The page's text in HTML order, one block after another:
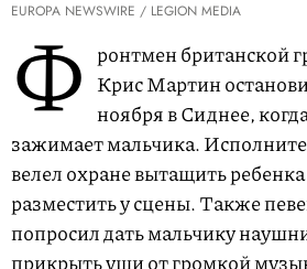
EUROPA NEWSWIRE / LEGION MEDIA
Ф ронтмен британской
Крис Мартин
ноября в Сиднее,
зажимает мальчика.
велел охране вытащить
разместить у сцены. Также
попросил дать мальчику
прикрыть уши от громкой